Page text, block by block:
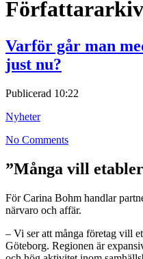
Författararkiv
Varför går man
just nu?
Publicerad 10:22
Nyheter
No Comments
”Många vill
För Carina Bohm handlar
närvaro och affär.
– Vi ser att många företag vill
Göteborg. Regionen är